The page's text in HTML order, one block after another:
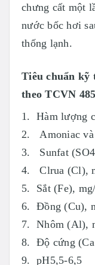
chưng cất một
nước bốc hơi
thống lạnh.
Tiêu chuẩn kỹ
theo TCVN
1. Hàm lượng
2. Amoniac và
3. Sunfat
4. Clrua (Cl),
5. Sắt (Fe),
6. Đồng (Cu),
7. Nhôm (Al),
8. Độ cứng
9. pH5,5-6,5